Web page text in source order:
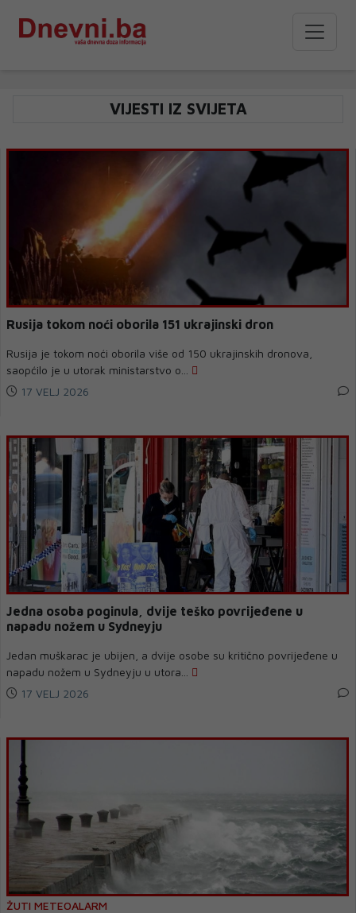
VIJESTI IZ SVIJETA
Rusija tokom noći oborila 151 ukrajinski dron
Rusija je tokom noći oborila više od 150 ukrajinskih dronova,
saopćilo je u utorak ministarstvo o...
17 VELJ 2026
Jedna osoba poginula, dvije teško povrijeđene u
napadu nožem u Sydneyju
Jedan muškarac je ubijen, a dvije osobe su kritično povrijeđene u
napadu nožem u Sydneyju u utora...
17 VELJ 2026
ŽUTI METEOALARM